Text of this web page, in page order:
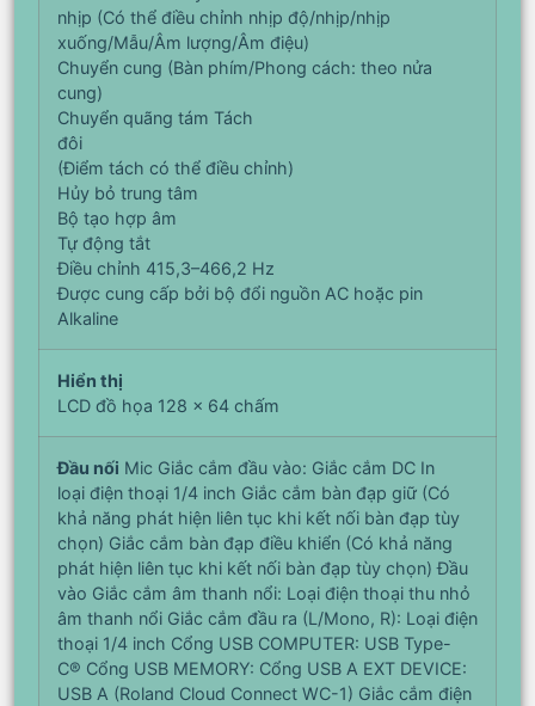
nhịp (Có thể điều chỉnh nhịp độ/nhịp/nhịp
xuống/Mẫu/Âm lượng/Âm điệu)
Chuyển cung (Bàn phím/Phong cách: theo nửa
cung)
Chuyển quãng tám Tách
đôi
(Điểm tách có thể điều chỉnh)
Hủy bỏ trung tâm
Bộ tạo hợp âm
Tự động tắt
Điều chỉnh 415,3–466,2 Hz
Được cung cấp bởi bộ đổi nguồn AC hoặc pin
Alkaline
Hiển thị
LCD đồ họa 128 x 64 chấm
Đầu nối Mic Giắc cắm đầu vào: Giắc cắm DC In
loại điện thoại 1/4 inch Giắc cắm bàn đạp giữ (Có
khả năng phát hiện liên tục khi kết nối bàn đạp tùy
chọn) Giắc cắm bàn đạp điều khiển (Có khả năng
phát hiện liên tục khi kết nối bàn đạp tùy chọn) Đầu
vào Giắc cắm âm thanh nổi: Loại điện thoại thu nhỏ
âm thanh nổi Giắc cắm đầu ra (L/Mono, R): Loại điện
thoại 1/4 inch Cổng USB COMPUTER: USB Type-
C® Cổng USB MEMORY: Cổng USB A EXT DEVICE:
USB A (Roland Cloud Connect WC-1) Giắc cắm điện